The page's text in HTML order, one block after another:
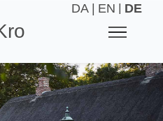
DA EN DE